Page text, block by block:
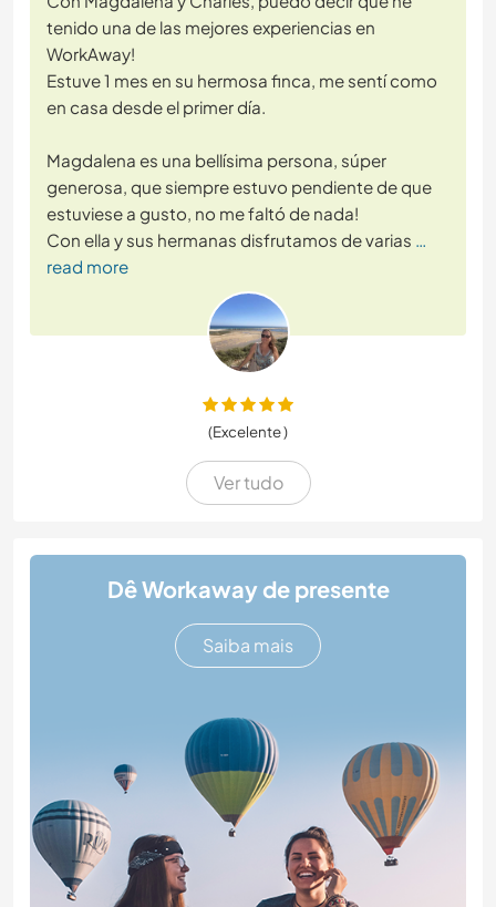
tenido una de las mejores experiencias en
WorkAway!
Estuve 1 mes en su hermosa finca, me sentí como
en casa desde el primer día.
Magdalena es una bellísima persona, súper
generosa, que siempre estuvo pendiente de que
estuviese a gusto, no me faltó de nada!
Con ella y sus hermanas disfrutamos de varias …
read more
(Excelente )
Ver tudo
Dê Workaway de presente
Saiba mais